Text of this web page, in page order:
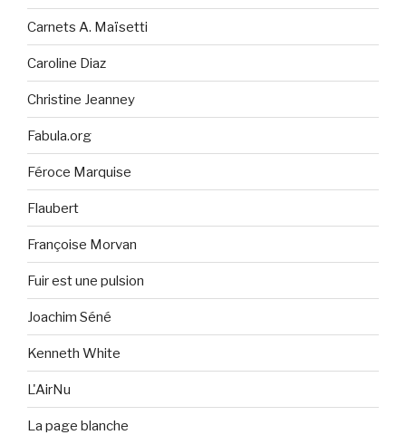
Carnets A. Maïsetti
Caroline Diaz
Christine Jeanney
Fabula.org
Féroce Marquise
Flaubert
Françoise Morvan
Fuir est une pulsion
Joachim Séné
Kenneth White
L'AirNu
La page blanche